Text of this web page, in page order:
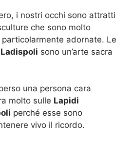
i nostri occhi sono attratti
che sono molto
adornate. Le
sono un’arte sacra
una persona cara
molto sulle Lapidi
perché esse sono
vivo il ricordo.